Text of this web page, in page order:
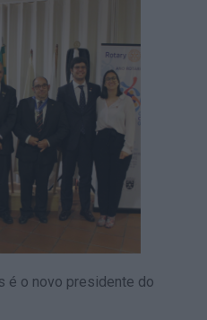
é o novo presidente do